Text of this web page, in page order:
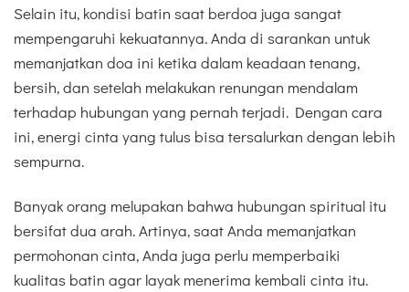
Selain itu, kondisi batin saat berdoa juga sangat
mempengaruhi kekuatannya. Anda di sarankan untuk
memanjatkan doa ini ketika dalam keadaan tenang,
bersih, dan setelah melakukan renungan mendalam
terhadap hubungan yang pernah terjadi. Dengan cara
ini, energi cinta yang tulus bisa tersalurkan dengan lebih
sempurna.
Banyak orang melupakan bahwa hubungan spiritual itu
bersifat dua arah. Artinya, saat Anda memanjatkan
permohonan cinta, Anda juga perlu memperbaiki
kualitas batin agar layak menerima kembali cinta itu.